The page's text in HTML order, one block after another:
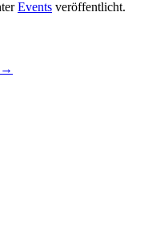
Events veröffentlicht.
→